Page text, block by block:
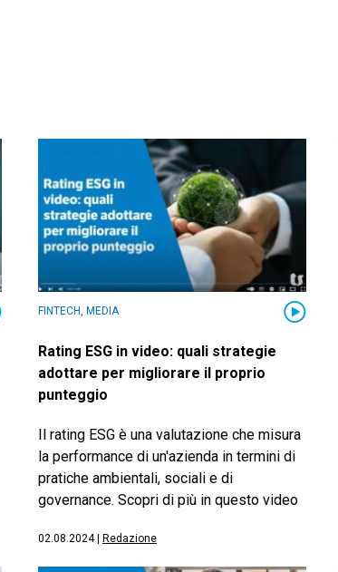
FINTECH, MEDIA
Rating ESG in video: quali strategie
adottare per migliorare il proprio
punteggio
Il rating ESG è una valutazione che misura
la performance di un'azienda in termini di
pratiche ambientali, sociali e di
governance. Scopri di più in questo video
02.08.2024| Redazione